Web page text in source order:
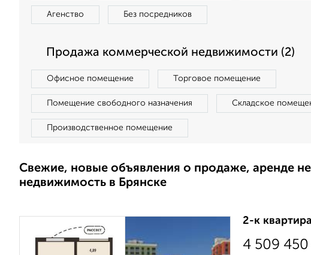
Агенство Без посредников
Продажа коммерческой недвижимости (2)
Офисное помещение Торговое помещение
Помещение свободного назначения Складское
Производственное помещение
Свежие, новые объявления о продаже, аренде
недвижимость в Брянске
2-к
4 509 450